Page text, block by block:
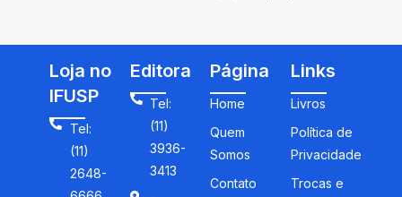
Loja no
IFUSP
Tel:
(11)
2648-
Editora
Tel:
(11)
3936-
3413
Página
Home
Quem
Somos
Contato
Links
Livros
Política de
Privacidade
Trocas e